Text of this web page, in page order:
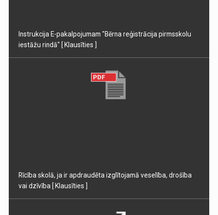
Instrukcija E-pakalpojumam "Bērna reģistrācija pirmsskolu
iestāžu rindā" [ Klausīties ]
Rīcība skolā, ja ir apdraudēta izglītojamā veselība, drošība
vai dzīvība [ Klausīties ]